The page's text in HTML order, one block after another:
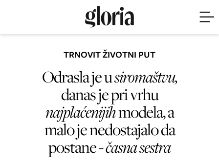
TRNOVIT ŽIVOTNI PUT
Odrasla je usiromaštvu,
danas je pri vrhu
najplaćenijihmodela, a
malo je nedostajalo da
postane -časna sestra